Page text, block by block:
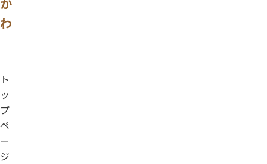
わ
ト
ッ
プ
ペ
ー
ジ